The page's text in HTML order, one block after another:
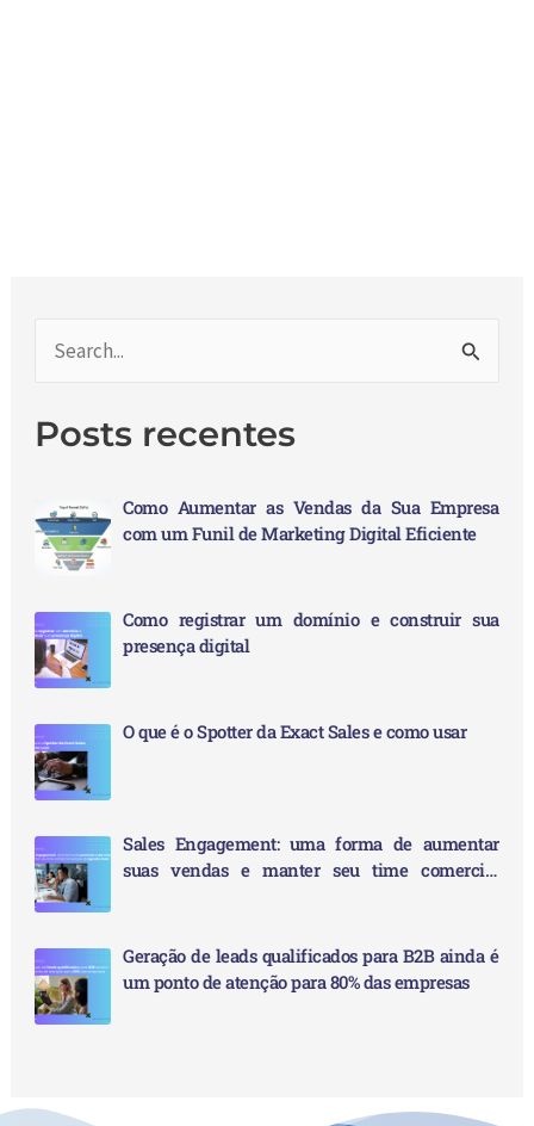
s
u
a
r
p
o
r
:
Posts recentes
Como Aumentar as Vendas da Sua Empresa
com um Funil de Marketing Digital Eficiente
Como registrar um domínio e construir sua
presença digital
O que é o Spotter da Exact Sales e como usar
Sales Engagement: uma forma de aumentar
suas vendas e manter seu time comercial
Geração de leads qualificados para B2B ainda é
um ponto de atenção para 80% das empresas